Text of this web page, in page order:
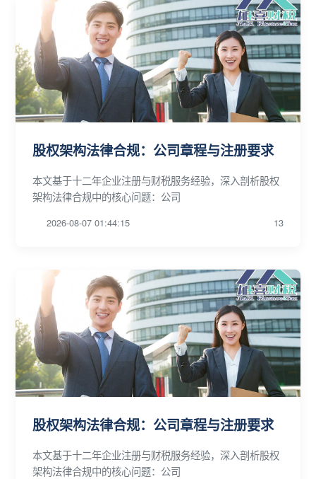
股权架构法律合规：公司章程与注册要求
本文基于十二年企业注册与财税服务经验，深入剖析股权
架构法律合规中的核心问题：公司
2026-08-07 01:44:15 13
股权架构法律合规：公司章程与注册要求
本文基于十二年企业注册与财税服务经验，深入剖析股权
架构法律合规中的核心问题：公司